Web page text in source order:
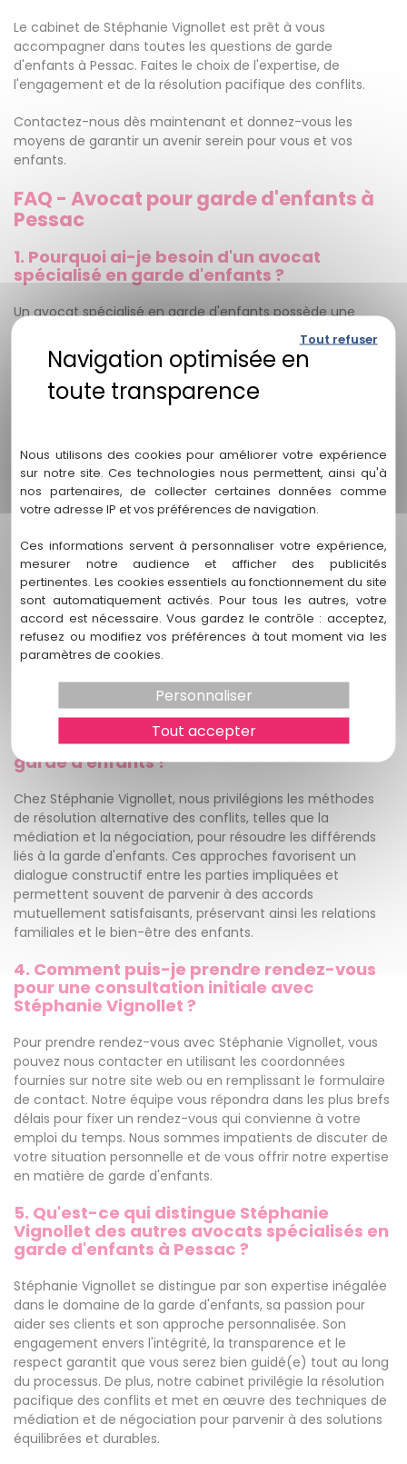
Le cabinet de Stéphanie Vignollet est prêt à vous
accompagner dans toutes les questions de garde
d'enfants à Pessac. Faites le choix de l'expertise, de
l'engagement et de la résolution pacifique des conflits.
Contactez-nous dès maintenant et donnez-vous les
moyens de garantir un avenir serein pour vous et vos
enfants.
FAQ - Avocat pour garde d'enfants à
Pessac
1. Pourquoi ai-je besoin d'un avocat
spécialisé en garde d'enfants ?
Un avocat spécialisé en garde d'enfants possède une
connaissance approfondie des lois et réglementations en
vigueur dans ce domaine. Ils peuvent vous guider tout au
long du processus, vous aider à comprendre vos droits et
options, et vous représenter efficacement devant les
tribunaux si nécessaire. Leur expertise et leur expérience
résoudre efficacement les questions de garde d'enfants.
2. Quelle est l'importance d'une approche
personnalisée dans les affaires de garde
d'enfants ?
Chaque situation de garde d'enfants est unique, avec ses
propres défis et considérations. Une approche
personnalisée permet à votre avocat de comprendre vos
besoins spécifiques, ainsi que ceux de vos enfants, afin de
concevoir des stratégies juridiques sur mesure pour
atteindre les meilleurs résultats. Cela garantit une
3. Comment Stéphanie Vignollet favorise-
t-elle la résolution pacifique des conflits de
garde d'enfants ?
Chez Stéphanie Vignollet, nous privilégions les méthodes
de résolution alternative des conflits, telles que la
médiation et la négociation, pour résoudre les différends
liés à la garde d'enfants. Ces approches favorisent un
dialogue constructif entre les parties impliquées et
permettent souvent de parvenir à des accords
mutuellement satisfaisants, préservant ainsi les relations
familiales et le bien-être des enfants.
4. Comment puis-je prendre rendez-vous
pour une consultation initiale avec
Stéphanie Vignollet ?
Pour prendre rendez-vous avec Stéphanie Vignollet, vous
pouvez nous contacter en utilisant les coordonnées
fournies sur notre site web ou en remplissant le formulaire
de contact. Notre équipe vous répondra dans les plus brefs
délais pour fixer un rendez-vous qui convienne à votre
emploi du temps. Nous sommes impatients de discuter de
votre situation personnelle et de vous offrir notre expertise
en matière de garde d'enfants.
5. Qu'est-ce qui distingue Stéphanie
Vignollet des autres avocats spécialisés en
garde d'enfants à Pessac ?
Stéphanie Vignollet se distingue par son expertise inégalée
dans le domaine de la garde d'enfants, sa passion pour
aider ses clients et son approche personnalisée. Son
engagement envers l'intégrité, la transparence et le
respect garantit que vous serez bien guidé(e) tout au long
du processus. De plus, notre cabinet privilégie la résolution
pacifique des conflits et met en œuvre des techniques de
médiation et de négociation pour parvenir à des solutions
équilibrées et durables.
Nous utilisons des cookies pour améliorer votre expérience
sur notre site. Ces technologies nous permettent, ainsi qu'à
nos partenaires, de collecter certaines données comme
votre adresse IP et vos préférences de navigation.
Ces informations servent à personnaliser votre expérience,
mesurer notre audience et afficher des publicités
pertinentes. Les cookies essentiels au fonctionnement du site
sont automatiquement activés. Pour tous les autres, votre
accord est nécessaire. Vous gardez le contrôle : acceptez,
refusez ou modifiez vos préférences à tout moment via les
paramètres de cookies.
Tout accepter
Tout refuser
Personnaliser